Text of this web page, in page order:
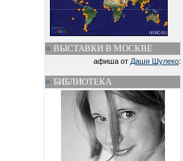
ВЫСТАВКИ В МОСКВЕ
афиша от Даши Шулеко:
БИБЛИОТЕКА